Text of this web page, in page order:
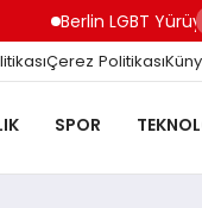
Berlin LGBT
Çerez Politikası
SPOR